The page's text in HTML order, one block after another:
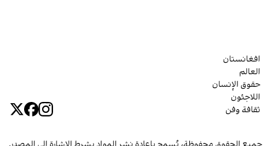
افغانستان
العالم
حقوق الإنسان
اللاجئون
ثقافة وفن